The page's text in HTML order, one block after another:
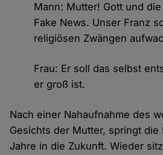
Mann: Mutter! Gott und
Fake News. Unser Franz
religiösen Zwängen
Frau: Er soll das selbst
er groß ist.
Nach einer Nahaufnahme des
Gesichts der Mutter, springt die
Jahre in die Zukunft. Wieder